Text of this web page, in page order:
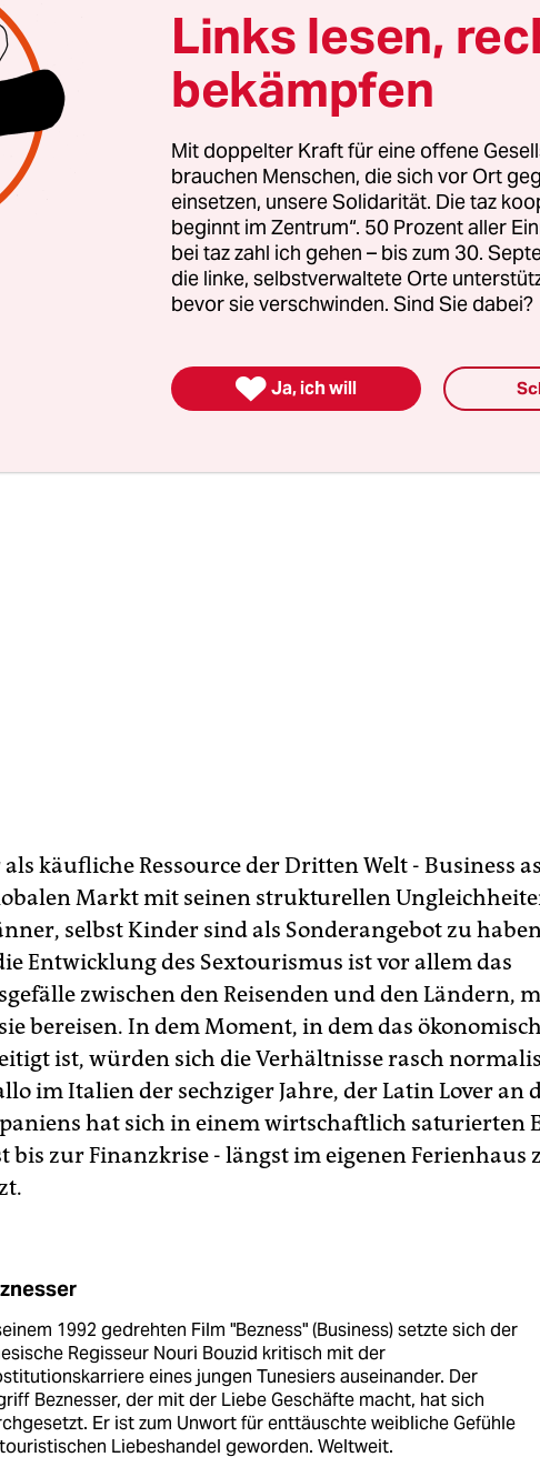
In einer dreiteiligen Serie wird über die Tricks der
berichtet. In Internetforen wie
, inszeniert von Evelyne Kern, selbst Opfer
Beznessers, werden die "Gefühlsgangster" an
Opfer finden ein bisschen Sex, Erotik und
und halten es für Liebe, auch wenn der Eroberte
die eigene Attraktivität längst verflogen ist. Die
die Strandadonisse von Sousse oder die
eigene Körper und Charme, ihr Bordell der ganze
käufliche Ressource der Dritten Welt - Business
Markt mit seinen strukturellen
selbst Kinder sind als Sonderangebot zu
Entwicklung des Sextourismus ist vor allem das
zwischen den Reisenden und den Ländern,
bereisen. In dem Moment, in dem das
ist, würden sich die Verhältnisse rasch
im Italien der sechziger Jahre, der Latin Lover an
hat sich in einem wirtschaftlich saturierten
bis zur Finanzkrise - längst im eigenen Ferienhaus
1992 gedrehten Film "Bezness" (Business) setzte sich der
Regisseur Nouri Bouzid kritisch mit der
eines jungen Tunesiers auseinander. Der
Beznesser, der mit der Liebe Geschäfte macht, hat sich
Er ist zum Unwort für enttäuschte weibliche Gefühle
Liebeshandel geworden. Weltweit.
Links lesen,
bekämpfen
Mit doppelter Kraft für eine offene
brauchen Menschen, die sich vor Ort
einsetzen, unsere Solidarität. Die taz
beginnt im Zentrum“. 50 Prozent aller
bei taz zahl ich gehen – bis zum 30.
die linke, selbstverwaltete Orte
bevor sie verschwinden. Sind Sie dabei?
 Ja, ich will